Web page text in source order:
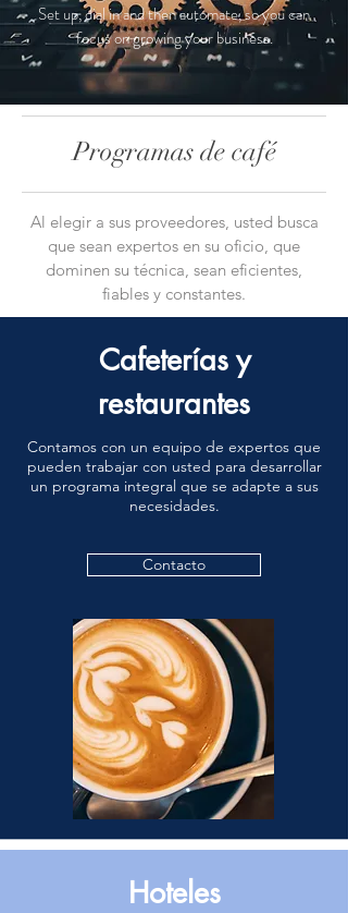
Set up, dial in and then automate, so you can
focus on growing your business.
Programas de café
Al elegir a sus proveedores, usted busca
que sean expertos en su oficio, que
dominen su técnica, sean eficientes,
fiables y constantes.
Cafeterías y
restaurantes
Contamos con un equipo de expertos que
pueden trabajar con usted para desarrollar
un programa integral que se adapte a sus
necesidades.
Contacto
Hoteles